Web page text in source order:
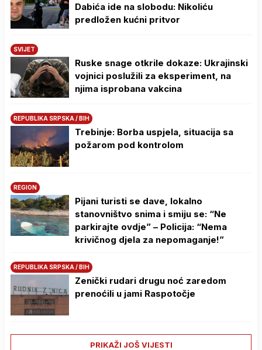
Dabića ide na slobodu: Nikoliću
predložen kućni pritvor
SVIJET
Ruske snage otkrile dokaze: Ukrajinski
vojnici poslužili za eksperiment, na
njima isprobana vakcina
REPUBLIKA SRPSKA / BIH
Trebinje: Borba uspjela, situacija sa
požarom pod kontrolom
REGION
Pijani turisti se dave, lokalno
stanovništvo snima i smiju se: “Ne
parkirajte ovdje” – Policija: “Nema
krivičnog djela za nepomaganje!”
REPUBLIKA SRPSKA / BIH
Zenički rudari drugu noć zaredom
prenoćili u jami Raspotočje
PRIKAŽI JOŠ VIJESTI